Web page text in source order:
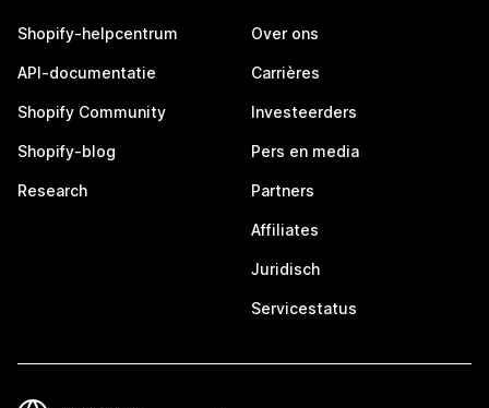
Shopify-helpcentrum
API-documentatie
Shopify Community
Shopify-blog
Research
Over ons
Carrières
Investeerders
Pers en media
Partners
Affiliates
Juridisch
Servicestatus